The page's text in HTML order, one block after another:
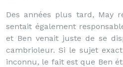
Des années plus tard, May
sentait également
et Ben venait juste de se
cambrioleur. Si le sujet
inconnu, le fait est que Ben